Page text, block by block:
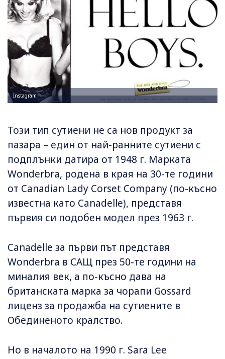
Instagram
Този тип сутиени не са нов продукт за
пазара – един от най-ранните сутиени с
подплънки датира от 1948 г. Марката
Wonderbra, родена в края на 30-те години
от Canadian Lady Corset Company (по-късно
известна като Canadelle), представя
първия си подобен модел през 1963 г.
Canadelle за първи път представя
Wonderbra в САЩ през 50-те години на
миналия век, а по-късно дава на
британската марка за чорапи Gossard
лиценз за продажба на сутиените в
Обединеното кралство.
Но в началото на 1990 г. Sara Lee